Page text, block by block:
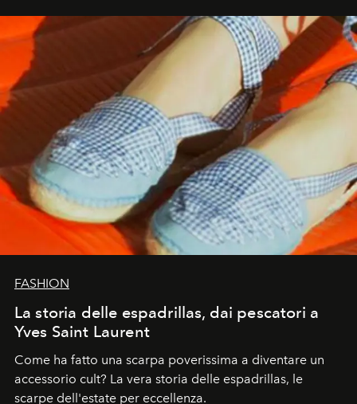
FASHION
La storia delle espadrillas, dai pescatori a
Yves Saint Laurent
Come ha fatto una scarpa poverissima a diventare un
accessorio cult? La vera storia delle espadrillas, le
scarpe dell'estate per eccellenza.